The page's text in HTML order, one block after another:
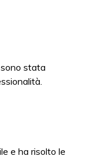
stata
e ha risolto le